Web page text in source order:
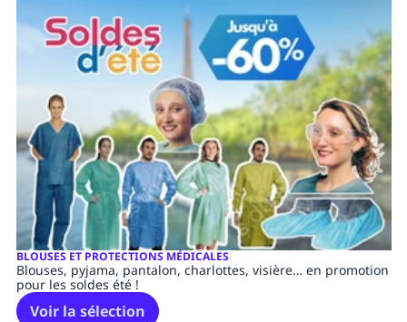
BLOUSES ET PROTECTIONS MÉDICALES
Blouses, pyjama, pantalon, charlottes, visière… en promotion
pour les soldes été !
Voir la sélection